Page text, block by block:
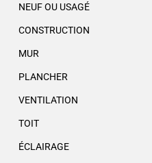
NEUF OU USAGÉ
CONSTRUCTION
MUR
PLANCHER
VENTILATION
TOIT
ÉCLAIRAGE